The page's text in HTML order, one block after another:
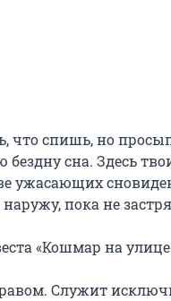
что спишь, но
сна. Здесь
ужасающих
пока не
«Кошмар на улице
Служит